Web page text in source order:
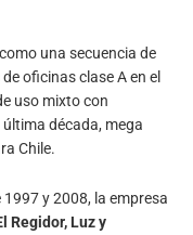
una secuencia de
oficinas clase A en el
uso mixto con
década, mega
Chile.
y 2008, la empresa
Regidor, Luz y